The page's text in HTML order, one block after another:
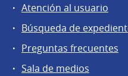
Atención al usuario
Búsqueda de
Preguntas frecuentes
Sala de medios